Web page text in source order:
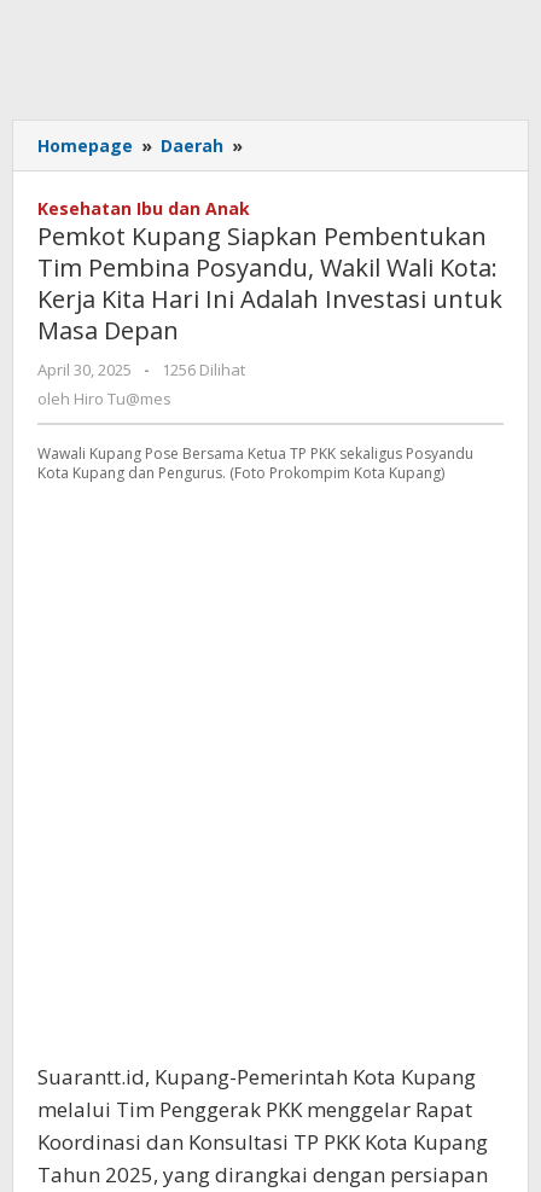
Homepage » Daerah »
Kupang
Pembentukan
Tim
Pembina
Posyandu,
Kita
Hari
Ini
Kesehatan Ibu dan Anak
Pemkot Kupang Siapkan Pembentukan
Tim Pembina Posyandu, Wakil Wali Kota:
Kerja Kita Hari Ini Adalah Investasi untuk
Masa Depan
April 30, 2025
oleh
-
1256 Dilihat
oleh Hiro Tu@mes
Wawali Kupang Pose Bersama Ketua TP PKK sekaligus Posyandu
Kota Kupang dan Pengurus. (Foto Prokompim Kota Kupang)
Suarantt.id, Kupang-Pemerintah Kota Kupang
melalui Tim Penggerak PKK menggelar Rapat
Koordinasi dan Konsultasi TP PKK Kota Kupang
Tahun 2025, yang dirangkai dengan persiapan